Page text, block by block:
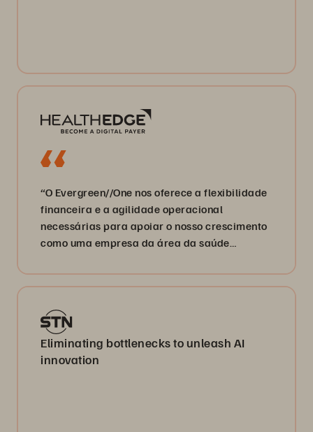
“O Evergreen//One nos oferece a flexibilidade
financeira e a agilidade operacional
necessárias para apoiar o nosso crescimento
como uma empresa da área da saúde
Eliminating bottlenecks to unleash AI
innovation